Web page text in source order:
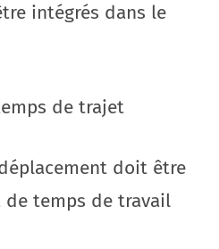
intégrés dans le
de trajet
doit être
de temps de travail